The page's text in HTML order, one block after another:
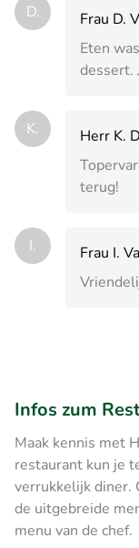
D.
Frau D.
Eten
dessert.
K.
Herr K.
terug!
I.
Frau I.
Infos zum
Maak kennis met
restaurant kun je
verrukkelijk diner.
de uitgebreide
menu van de chef.